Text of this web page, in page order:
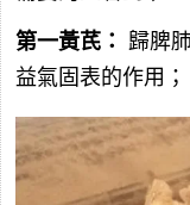
第一黃芪： 歸脾
益氣固表的作用；